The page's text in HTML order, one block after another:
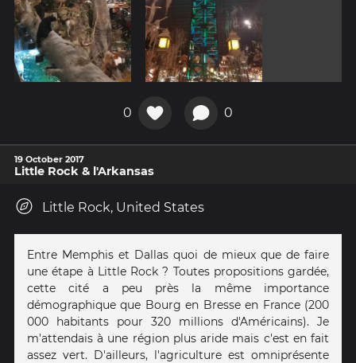
0 0
19 October 2017
Little Rock & l'Arkansas
Little Rock, United States
Entre Memphis et Dallas quoi de mieux que de faire
une étape à Little Rock ? Toutes propositions gardée,
cette cité a peu près la même importance
démographique que Bourg en Bresse en France (200
000 habitants pour 320 millions d'Américains). Je
m'attendais à une région plus aride mais c'est en fait
assez vert. D'ailleurs, l'agriculture est omniprésente